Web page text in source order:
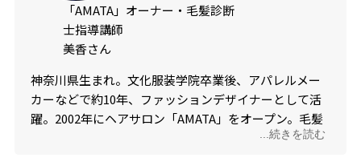
「AMATA」オーナー・毛髪診断
士指導講師
美香さん
神奈川県生まれ。文化服装学院卒業後、アパレルメー
カーなどで約10年、ファッションデザイナーとして活
躍。2002年にヘアサロン「AMATA」をオープン。毛髪
診断士指導講師として、毛髪科学理論に基づき、頭皮
...続きを読む